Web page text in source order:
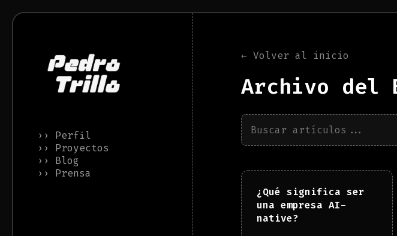
›› Perfil
›› Proyectos
›› Blog
›› Prensa
← Volver al inicio
Archivo del
¿Qué significa ser
una empresa AI-
native?